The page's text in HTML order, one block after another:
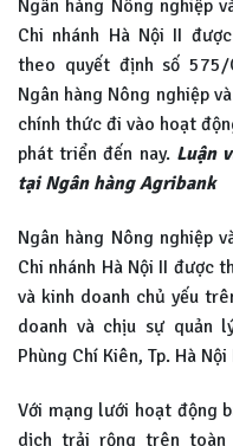
Ngân hàng Nông nghiệp
Chi nhánh Hà Nội II
theo quyết định số 575/
Ngân hàng Nông nghiệp
chính thức đi vào hoạt
phát triển đến nay. Luận
tại Ngân hàng Agribank
Ngân hàng Nông nghiệp
Chi nhánh Hà Nội II được
và kinh doanh chủ yếu
doanh và chịu sự quản
Phùng Chí Kiên, Tp. Hà
Với mạng lưới hoạt động
dịch trải rộng trên